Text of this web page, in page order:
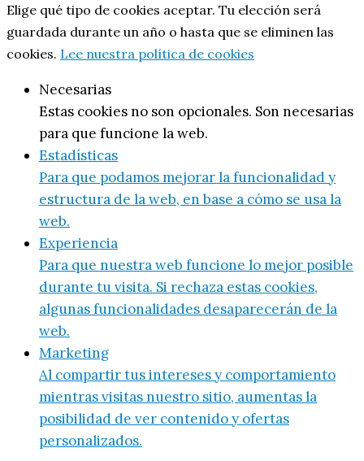
Elige qué tipo de cookies aceptar. Tu elección será
guardada durante un año o hasta que se eliminen las
cookies. Lee nuestra política de cookies
Necesarias
Estas cookies no son opcionales. Son necesarias
para que funcione la web.
Estadísticas
Para que podamos mejorar la funcionalidad y
estructura de la web, en base a cómo se usa la
web.
Experiencia
Para que nuestra web funcione lo mejor posible
durante tu visita. Si rechaza estas cookies,
algunas funcionalidades desaparecerán de la
web.
Marketing
Al compartir tus intereses y comportamiento
mientras visitas nuestro sitio, aumentas la
posibilidad de ver contenido y ofertas
personalizados.